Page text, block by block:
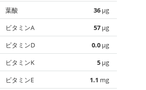
葉酸
36 µg
ビタミンA
57 µg
ビタミンD
0.0 µg
ビタミンK
5 µg
ビタミンE
1.1 mg